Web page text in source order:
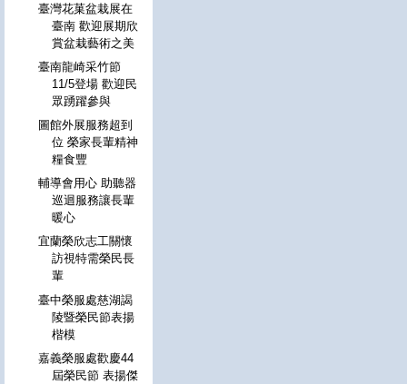
臺灣花菓盆栽展在
臺南 歡迎展期欣
賞盆栽藝術之美
臺南龍崎采竹節
11/5登場 歡迎民
眾踴躍參與
圖館外展服務超到
位 榮家長輩精神
糧食豐
輔導會用心 助聽器
巡迴服務讓長輩
暖心
宜蘭榮欣志工關懷
訪視特需榮民長
輩
臺中榮服處慈湖謁
陵暨榮民節表揚
楷模
嘉義榮服處歡慶44
屆榮民節 表揚傑